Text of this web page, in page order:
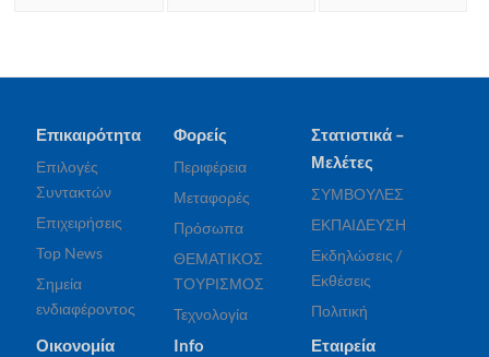
Επικαιρότητα
Επιλογές
Συντακτών
Επιχειρήσεις
Top News
Σημεία
ενδιαφέροντος
Φορείς
Περιφέρεια
Μεταφορές
Πρόσωπα
ΘΕΜΑΤΙΚΟΣ
ΤΟΥΡΙΣΜΟΣ
Τεχνολογία
Στατιστικά –
Μελέτες
ΣΥΜΒΟΥΛΕΣ
ΕΚΠΑΙΔΕΥΣΗ
Εκδηλώσεις /
Εκθέσεις
Πολιτική
Οικονομία Info Εταιρεία